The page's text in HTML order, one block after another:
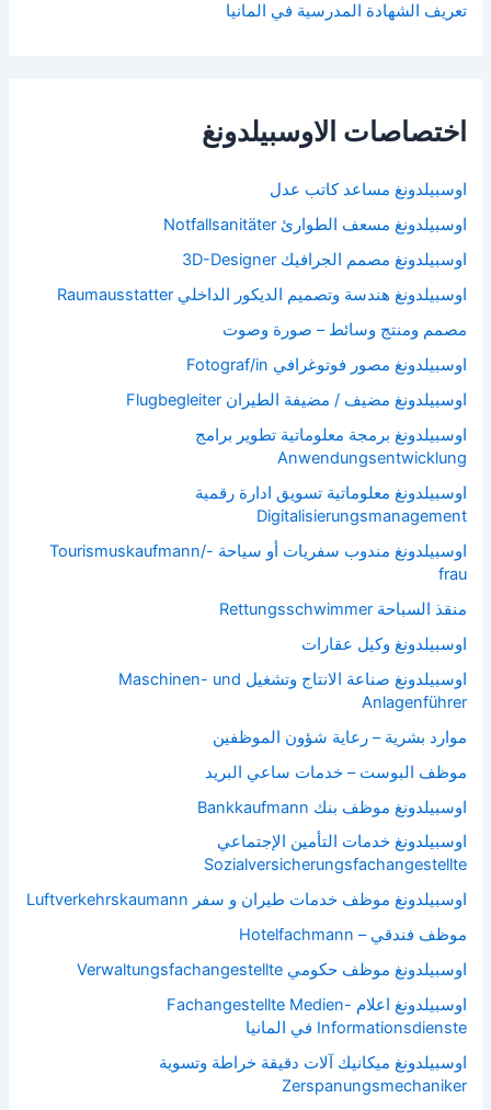
تعريف الشهادة المدرسية في المانيا
اختصاصات الاوسبيلدونغ
اوسبيلدونغ مساعد كاتب عدل
اوسبيلدونغ مسعف الطوارئ Notfallsanitäter
اوسبيلدونغ مصمم الجرافيك 3D-Designer
اوسبيلدونغ هندسة وتصميم الديكور الداخلي Raumausstatter
مصمم ومنتج وسائط – صورة وصوت
اوسبيلدونغ مصور فوتوغرافي Fotograf/in
اوسبيلدونغ مضيف / مضيفة الطيران Flugbegleiter
اوسبيلدونغ برمجة معلوماتية تطوير برامج
Anwendungsentwicklung
اوسبيلدونغ معلوماتية تسويق ادارة رقمية
Digitalisierungsmanagement
اوسبيلدونغ مندوب سفريات أو سياحة Tourismuskaufmann/-
frau
منقذ السباحة Rettungsschwimmer
اوسبيلدونغ وكيل عقارات
اوسبيلدونغ صناعة الانتاج وتشغيل Maschinen- und
Anlagenführer
موارد بشرية – رعاية شؤون الموظفين
موظف البوست – خدمات ساعي البريد
اوسبيلدونغ موظف بنك Bankkaufmann
اوسبيلدونغ خدمات التأمين الإجتماعي
Sozialversicherungsfachangestellte
اوسبيلدونغ موظف خدمات طيران و سفر Luftverkehrskaumann
موظف فندقي – Hotelfachmann
اوسبيلدونغ موظف حكومي Verwaltungsfachangestellte
اوسبيلدونغ اعلام Fachangestellte Medien-
Informationsdienste في المانيا
اوسبيلدونغ ميكانيك آلات دقيقة خراطة وتسوية
Zerspanungsmechaniker